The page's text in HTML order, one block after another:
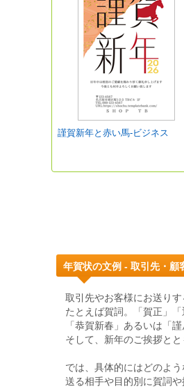
謹賀新年と赤い馬-ビジネス
年賀状の文例 - 取引先・顧
取引先やお客様にお送り
たとえば賀詞。「賀正」
「恭賀新春」あるいは「
そして、新年のご挨拶と
では、具体的にはどのよ
送る相手や目的別に賀詞